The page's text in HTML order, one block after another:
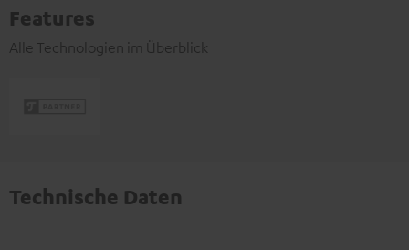
Features
Alle Technologien im Überblick
Technische Daten